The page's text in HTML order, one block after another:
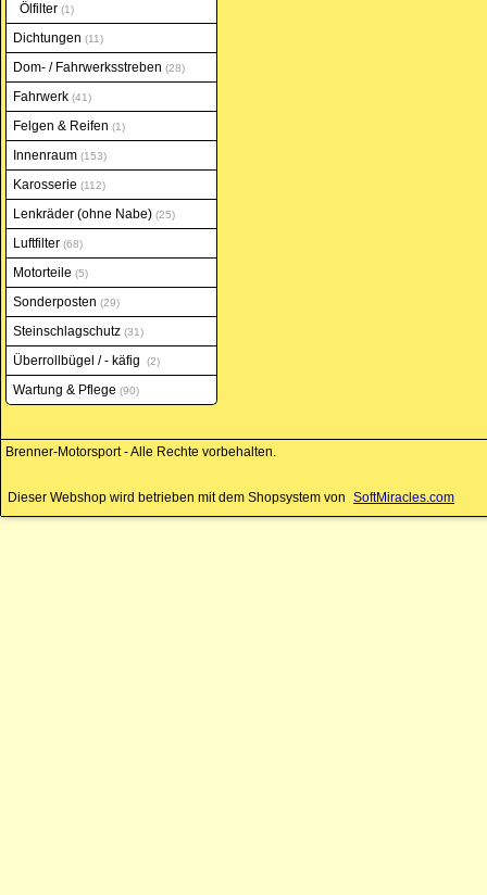
Ölfilter 1
Dichtungen 11
Dom- / Fahrwerksstreben 28
Fahrwerk 41
Felgen & Reifen 1
Innenraum 153
Karosserie 112
Lenkräder (ohne Nabe) 25
Luftfilter 68
Motorteile 5
Sonderposten 29
Steinschlagschutz 31
Überrollbügel / - käfig 2
Wartung & Pflege 90
Brenner-Motorsport - Alle Rechte vorbehalten.
Dieser Webshop wird betrieben mit dem Shopsystem von SoftMiracles.com